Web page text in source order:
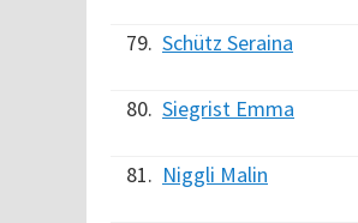
79. Schütz Seraina
80. Siegrist Emma
81. Niggli Malin